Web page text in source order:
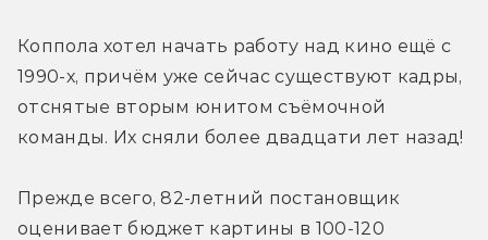
Коппола хотел начать работу над кино ещё с
1990-х, причём уже сейчас существуют кадры,
отснятые вторым юнитом съёмочной
команды. Их сняли более двадцати лет назад!
Прежде всего, 82-летний постановщик
оценивает бюджет картины в 100-120